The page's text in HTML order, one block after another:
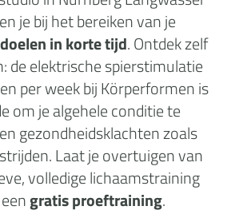
je bij het bereiken van je
in korte tijd. Ontdek zelf
de elektrische spierstimulatie
per week bij Körperformen is
om je algehele conditie te
gezondheidsklachten zoals
Laat je overtuigen van
volledige lichaamstraining
gratis proeftraining.